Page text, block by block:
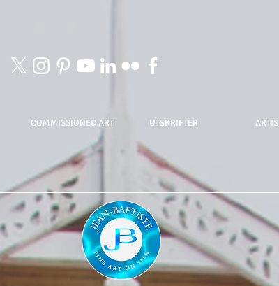
COMMISSIONED ART UTSKRIFTER